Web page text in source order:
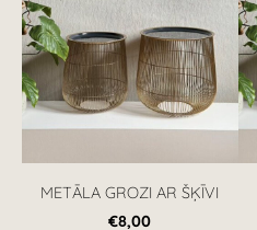
METĀLA GROZI AR ŠĶĪVI
€8,00